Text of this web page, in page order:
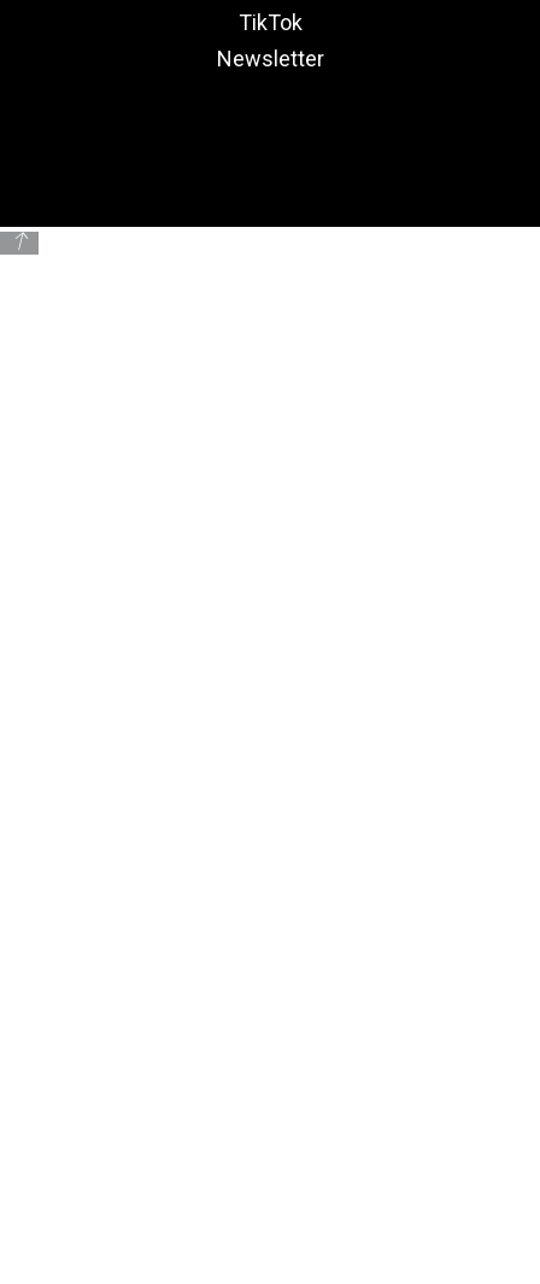
TikTok
Newsletter